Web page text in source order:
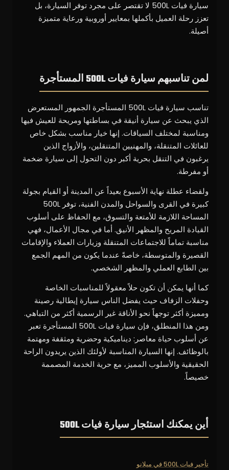
سيارة فيات 500L لا تقتصر على مجرد توفر السيارة، بل
تعزز رحلة العميل بأكملها بمعايير أوروبية ورعاية متميزة
أصيلة.
لمن تناسبهم سيارة فيات 500L المستأجرة
تناسب سيارة فيات 500L المستأجرة الجمهور المستعرض
الذي يبحث عن سيارة أنيقة في بساطتها ومريحة للعيش فيها
ومناسبة لمختلف السياقات. إنها خيار مناسب بشكل خاص
للعائلات المتنقلة، والمهنيين المتنقلين، والأزواج الذين
يرغبون في التنقل بحرية أكبر دون التحول إلى سيارة ضخمة
أو مفرطة.
ولقضاء عطلة نهاية الأسبوع بعيداً عن المدينة أو القيام بجولة
كبيرة في القرى والسواحل والمدن الفنية، توفر 500L
المساحة اللازمة للأمتعة والتسوق، مع الحفاظ على أسلوب
القيادة المريح والمظهر الأنيق. أما في مجال الأعمال، فهي
مناسبة تماماً للاجتماعات المتنقلة وزيارات العملاء والإقامات
القصيرة والمتوسطة، خاصةً عندما يكون من المهم الجمع
بين الطابع العملي والمظهر الشخصي.
كما أنها يمكن أن تكون حلاً معقولاً للمناسبات الخاصة
وحفلات الزفاف حيث يفضل الناس سيارة إيطالية رصينة
ومميزة أكثر توجهاً نحو الأناقة غير الرسمية أكثر من التباهي.
ومن هذا المنطلق، فإن سيارة فيات 500L المستأجرة تعبر
عن أسلوب حياة معاصر: ديناميكية وحضرية ومثقفة ومهتمة
بالوظائف. إنها السيارة المناسبة لأولئك الذين يريدون الراحة
الحقيقية والأسلوب المميز، مع حرية الخدمة المصممة
خصيصاً.
أين يمكنك استئجار سيارة فيات 500L
تأجير فيات 500L في ميلانو